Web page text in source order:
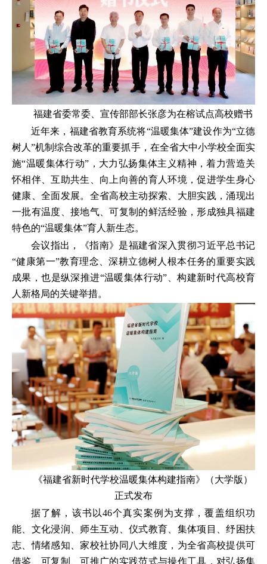
福建省委常委、宣传部部长张彦为在榕试点高校赠书
近年来，福建省教育系统将“温暖集体”建设作为“立德
树人”机制综合改革的重要抓手，在全省大中小学校全面实
施“温暖集体行动”，大力弘扬集体主义精神，着力营造关
怀相伴、互助共生、向上向善的育人环境，促进学生身心
健康、全面发展。全省高校主动探索、大胆实践，涌现出
一批有温度、接地气、可复制的鲜活经验，形成独具福建
特色的“温暖集体”育人新生态。
会议指出，《指南》是福建省深入贯彻习近平总书记
“健康第一”教育理念、深耕立德树人根本任务的重要实践
成果，也是纵深推进“温暖集体行动”、构建新时代高校育
人新格局的关键举措。
《福建省新时代学校温暖集体构建指南》（大学版）
正式发布
据了解，该书以46个真实案例为支撑，覆盖组织功
能、文化浸润、师生互动、仪式教育、集体项目、纾困扶
志、情绪感知、家校社协同八大维度，为全省高校提供可
借鉴、可复制、可推广的实践范式与操作工具，对弘扬集